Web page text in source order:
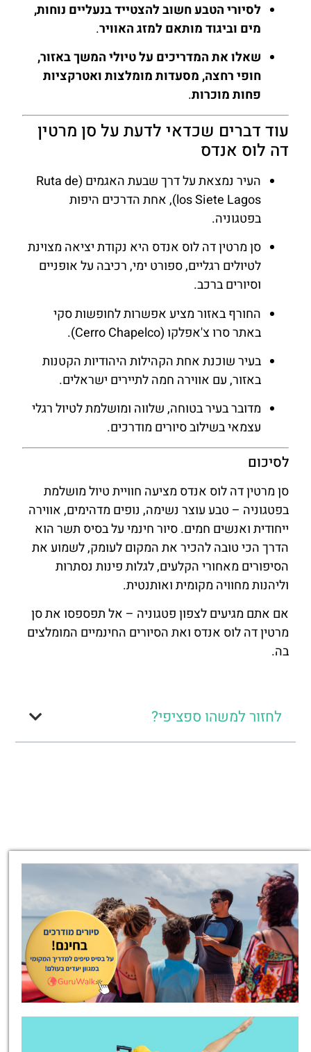
לסיורי הטבע חשוב להצטייד בנעליים נוחות,
מים וביגוד מותאם למזג האוויר.
שאלו את המדריכים על טיולי המשך באזור,
חופי רחצה, מסעדות מומלצות ואטרקציות
פחות מוכרות.
עוד דברים שכדאי לדעת על סן מרטין
דה לוס אנדס
העיר נמצאת על דרך שבעת האגמים (Ruta de
los Siete Lagos), אחת הדרכים היפות
בפטגוניה.
סן מרטין דה לוס אנדס היא נקודת יציאה מצוינת
לטיולים רגליים, ספורט ימי, רכיבה על אופניים
וסיורים ברכב.
החורף באזור מציע אפשרות לחופשות סקי
באתר סרו צ'אפלקו (Cerro Chapelco).
בעיר שוכנת אחת הקהילות היהודיות הקטנות
באזור, עם אווירה חמה לתיירים ישראלים.
מדובר בעיר בטוחה, שלווה ומושלמת לטיול רגלי
עצמאי בשילוב סיורים מודרכים.
לסיכום
סן מרטין דה לוס אנדס מציעה חוויית טיול מושלמת
בפטגוניה – טבע עוצר נשימה, נופים מדהימים, אווירה
ייחודית ואנשים חמים. סיור חינמי על בסיס תשר הוא
הדרך הכי טובה להכיר את המקום לעומק, לשמוע את
הסיפורים מאחורי הקלעים, לגלות פינות נסתרות
וליהנות מחוויה מקומית ואותנטית.
אם אתם מגיעים לצפון פטגוניה – אל תפספסו את סן
מרטין דה לוס אנדס ואת הסיורים החינמיים המומלצים
בה.
לחזור למשהו ספציפי?